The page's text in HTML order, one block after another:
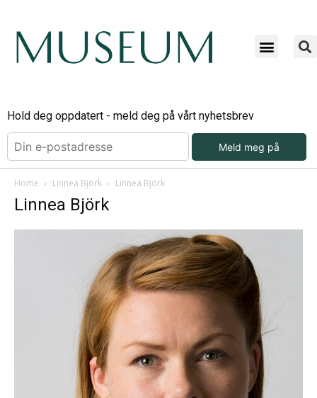
Hold deg oppdatert - meld deg på vårt nyhetsbrev
Meld meg på
Home Linnea Björk Linnea Björk
Linnea Björk